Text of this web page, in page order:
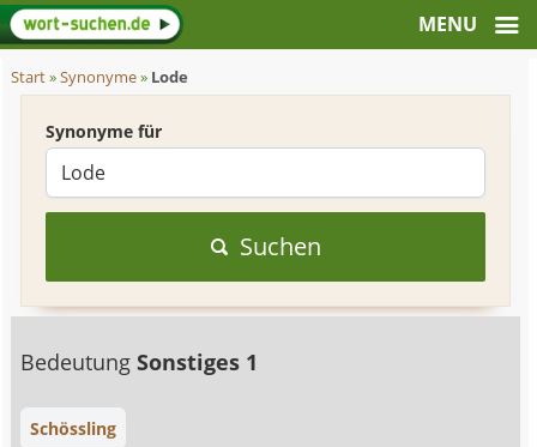
Start»Synonyme» Lode
Synonyme für
Suchen
BedeutungSonstiges 1
Schössling